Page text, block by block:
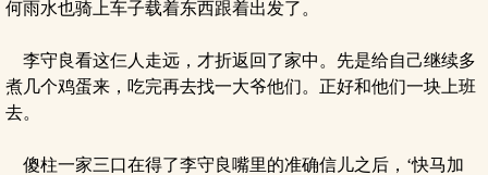
何雨水也骑上车子载着东西跟着出发了。
李守良看这仨人走远，才折返回了家中。先是给自己继续多
煮几个鸡蛋来，吃完再去找一大爷他们。正好和他们一块上班
去。
傻柱一家三口在得了李守良嘴里的准确信儿之后，‘快马加